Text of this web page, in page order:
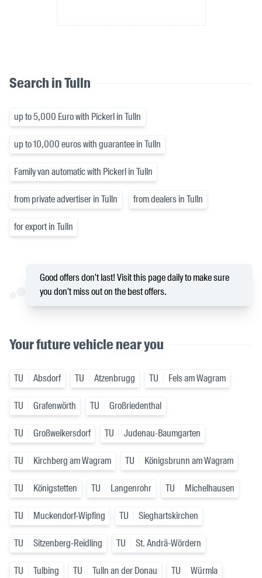
Search in Tulln
up to 5,000 Euro with Pickerl in Tulln
up to 10,000 euros with guarantee in Tulln
Family van automatic with Pickerl in Tulln
from private advertiser in Tulln from dealers in Tulln
for export in Tulln
Good offers don't last! Visit this page daily to make sure
you don't miss out on the best offers.
Your future vehicle near you
TU Absdorf TU Atzenbrugg TU Fels am Wagram
TU Grafenwörth TU Großriedenthal
TU Großweikersdorf TU Judenau-Baumgarten
TU Kirchberg am Wagram TU Königsbrunn am Wagram
TU Königstetten TU Langenrohr TU Michelhausen
TU Muckendorf-Wipfing TU Sieghartskirchen
TU Sitzenberg-Reidling TU St. Andrä-Wördern
TU Tulbing TU Tulln an der Donau TU Würmla